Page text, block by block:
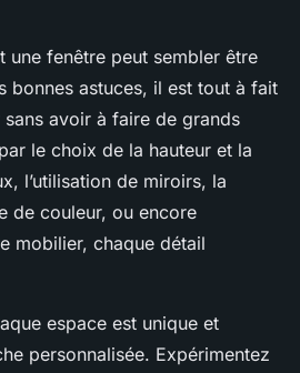
une fenêtre peut sembler être
bonnes astuces, il est tout à fait
sans avoir à faire de grands
le choix de la hauteur et la
l’utilisation de miroirs, la
de couleur, ou encore
mobilier, chaque détail
espace est unique et
personnalisée. Expérimentez